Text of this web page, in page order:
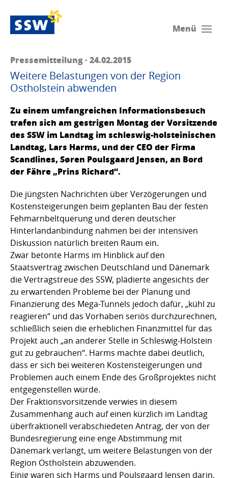
Menü
Pressemitteilung · 24.02.2015
Weitere Belastungen von der Region
Ostholstein abwenden
Zu einem umfangreichen Informationsbesuch
trafen sich am gestrigen Montag der Vorsitzende
des SSW im Landtag im schleswig-holsteinischen
Landtag, Lars Harms, und der CEO der Firma
Scandlines, Søren Poulsgaard Jensen, an Bord
der Fähre „Prins Richard“.
Die jüngsten Nachrichten über Verzögerungen und
Kostensteigerungen beim geplanten Bau der festen
Fehmarnbeltquerung und deren deutscher
Hinterlandanbindung nahmen bei der intensiven
Diskussion natürlich breiten Raum ein.
Zwar betonte Harms im Hinblick auf den
Staatsvertrag zwischen Deutschland und Dänemark
die Vertragstreue des SSW, plädierte angesichts der
zu erwartenden Probleme bei der Planung und
Finanzierung des Mega-Tunnels jedoch dafür, „kühl zu
reagieren“ und das Vorhaben seriös durchzurechnen,
schließlich seien die erheblichen Finanzmittel für das
Projekt auch „an anderer Stelle in Schleswig-Holstein
gut zu gebrauchen“. Harms machte dabei deutlich,
dass er sich bei weiteren Kostensteigerungen und
Problemen auch einem Ende des Großprojektes nicht
entgegenstellen würde.
Der Fraktionsvorsitzende verwies in diesem
Zusammenhang auch auf einen kürzlich im Landtag
überfraktionell verabschiedeten Antrag, der von der
Bundesregierung eine enge Abstimmung mit
Dänemark verlangt, um weitere Belastungen von der
Region Ostholstein abzuwenden.
Einig waren sich Harms und Poulsgaard Jensen darin,